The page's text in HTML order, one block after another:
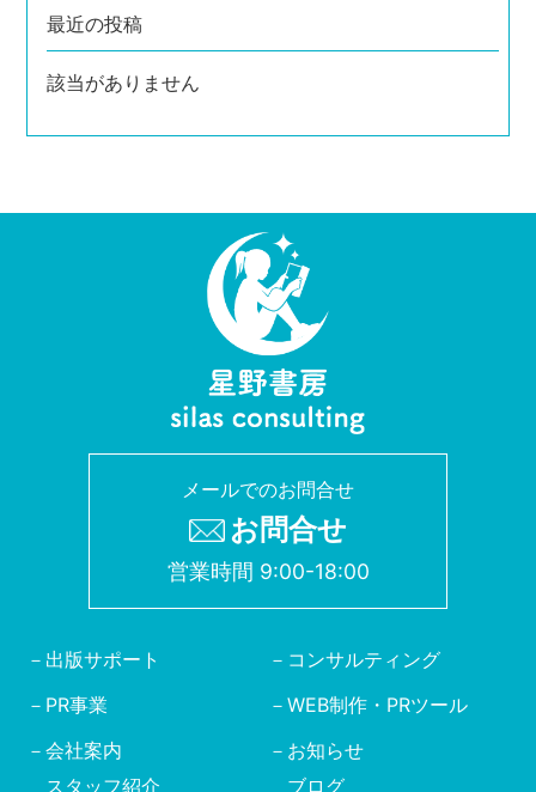
最近の投稿
該当がありません
メールでのお問合せ
お問合せ
営業時間 9:00-18:00
出版サポート
コンサルティング
PR事業
WEB制作・PRツール
会社案内
スタッフ紹介
お知らせ
ブログ